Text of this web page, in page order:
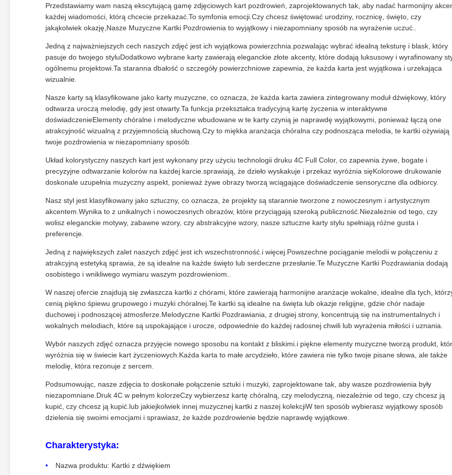
Przedstawiamy wam naszą ekscytującą gamę zdjęciowych kart pozdrowień, zaprojektowanych tak, aby nadać harmonijny
każdej wiadomości, którą chcecie przekazać.To symfonia emocji.Czy chcesz świętować urodziny, rocznicę, święto, czy
jakąkolwiek okazję,Nasze Muzyczne Kartki Pozdrowienia to wyjątkowy i niezapomniany sposób na wyrażenie uczuć..
Jedną z najważniejszych cech naszych zdjęć jest ich wyjątkowa powierzchnia.pozwalając wybrać idealną teksturę i blask, który
pasuje do twojego styluDodatkowo wybrane karty zawierają eleganckie złote akcenty, które dodają luksusowy i wyrafinowany
ogólnemu projektowi.Ta staranna dbałość o szczegóły powierzchniowe zapewnia, że każda karta jest wyjątkowa i urzekająca
wizualnie.
Nasze karty są klasyfikowane jako karty muzyczne, co oznacza, że każda karta zawiera zintegrowany moduł dźwiękowy, który
odtwarza uroczą melodię, gdy jest otwarty.Ta funkcja przekształca tradycyjną kartę życzenia w interaktywne
doświadczenieElementy chóralne i melodyczne wbudowane w te karty czynią je naprawdę wyjątkowymi, ponieważ łączą one
atrakcyjność wizualną z przyjemnością słuchową.Czy to miękka aranżacja chóralna czy podnosząca melodia, te kartki ożywiają
twoje pozdrowienia w niezapomniany sposób.
Układ kolorystyczny naszych kart jest wykonany przy użyciu technologii druku 4C Full Color, co zapewnia żywe, bogate i
precyzyjne odtwarzanie kolorów na każdej karcie.sprawiają, że dzieło wyskakuje i przekaz wyróżnia sięKolorowe drukowanie
doskonale uzupełnia muzyczny aspekt, ponieważ żywe obrazy tworzą wciągające doświadczenie sensoryczne dla odbiorcy.
Nasz styl jest klasyfikowany jako sztuczny, co oznacza, że projekty są starannie tworzone z nowoczesnym i artystycznym
akcentem.Wynika to z unikalnych i nowoczesnych obrazów, które przyciągają szeroką publiczność.Niezależnie od tego, czy
wolisz eleganckie motywy, zabawne wzory, czy abstrakcyjne wzory, nasze sztuczne karty stylu spełniają różne gusta i
preferencje.
Jedną z największych zalet naszych zdjęć jest ich wszechstronność.i więcej.Powszechne pociąganie melodii w połączeniu z
atrakcyjną estetyką sprawia, że są idealne na każde święto lub serdeczne przesłanie.Te Muzyczne Kartki Pozdrawiania dodają
osobistego i wnikliwego wymiaru waszym pozdrowieniom..
W naszej ofercie znajdują się zwłaszcza kartki z chórami, które zawierają harmonijne aranżacje wokalne, idealne dla tych,
cenią piękno śpiewu grupowego i muzyki chóralnej.Te kartki są idealne na święta lub okazje religijne, gdzie chór nadaje
duchowej i podnoszącej atmosferze.Melodyczne Kartki Pozdrawiania, z drugiej strony, koncentrują się na instrumentalnych i
wokalnych melodiach, które są uspokajające i urocze, odpowiednie do każdej radosnej chwili lub wyrażenia miłości i uznania.
Wybór naszych zdjęć oznacza przyjęcie nowego sposobu na kontakt z bliskimi.i piękne elementy muzyczne tworzą produkt,
wyróżnia się w świecie kart życzeniowych.Każda karta to małe arcydzieło, które zawiera nie tylko twoje pisane słowa, ale także
melodię, która rezonuje z sercem.
Podsumowując, nasze zdjęcia to doskonałe połączenie sztuki i muzyki, zaprojektowane tak, aby wasze pozdrowienia były
niezapomniane.Druk 4C w pełnym kolorzeCzy wybierzesz kartę chóralną, czy melodyczną, niezależnie od tego, czy chcesz ją
kupić, czy chcesz ją kupić.lub jakiejkolwiek innej muzycznej kartki z naszej kolekcjiW ten sposób wybierasz wyjątkowy sposób
dzielenia się swoimi emocjami i sprawiasz, że każde pozdrowienie będzie naprawdę wyjątkowe.
Charakterystyka:
Nazwa produktu: Kartki z dźwiękiem